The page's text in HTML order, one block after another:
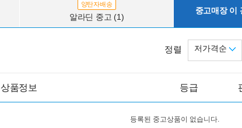
양탄자배송
알라딘 중고 (1)
중고매장 이
정렬 저가격순
상품정보 등급
등록된 중고상품이 없습니다.